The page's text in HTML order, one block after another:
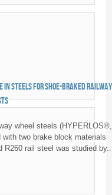
in steels for shoe-braked railway
wheel steels (HYPERLOS®,
two brake block materials
R260 rail steel was studied